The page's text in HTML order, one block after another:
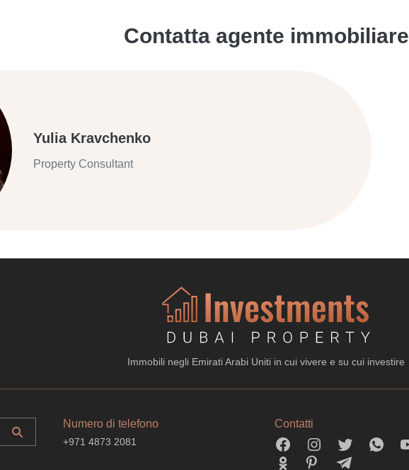
Contatta agente immobiliare
Yulia Kravchenko
Property Consultant
Immobili negli Emirati Arabi Uniti in cui vivere e su cui investire
Numero di telefono
+971 4873 2081
Contatti